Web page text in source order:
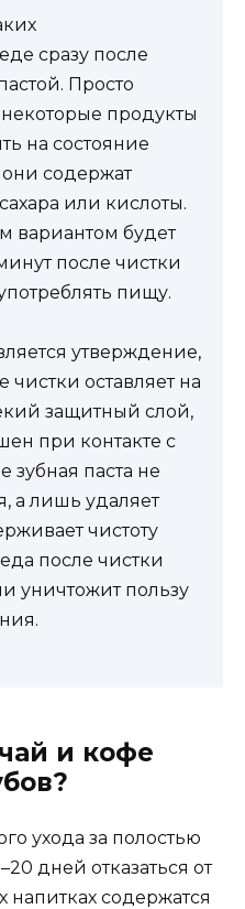
сразу после
Просто
продукты
на состояние
они содержат
или кислоты.
вариантом будет
после чистки
пищу.
утверждение,
чистки оставляет на
защитный слой,
при контакте с
паста не
а лишь удаляет
чистоту
после чистки
уничтожит пользу
и кофе
ухода за полостью
дней отказаться от
напитках содержатся